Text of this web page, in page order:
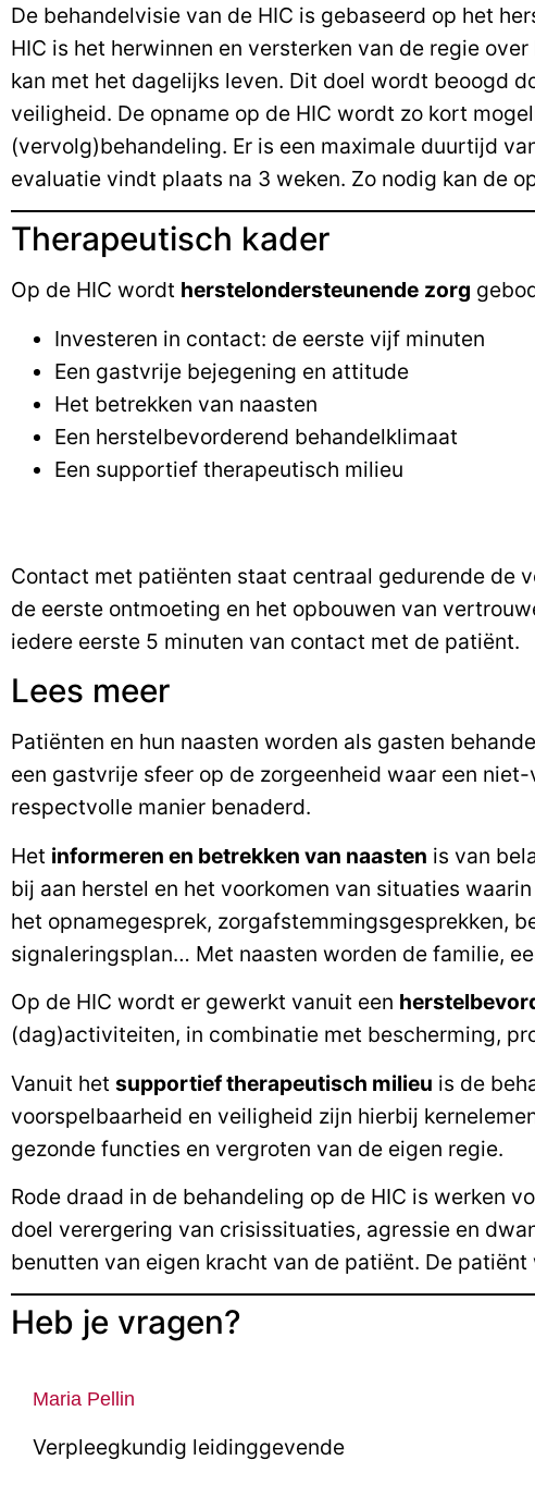
De behandelvisie van de HIC is gebaseerd op het
HIC is het herwinnen en versterken van de regie
kan met het dagelijks leven. Dit doel wordt beoogd
veiligheid. De opname op de HIC wordt zo kort
(vervolg)behandeling. Er is een maximale duurtijd
evaluatie vindt plaats na 3 weken. Zo nodig kan de
Therapeutisch kader
Op de HIC wordt herstelondersteunende zorg
Investeren in contact: de eerste vijf minuten
Een gastvrije bejegening en attitude
Het betrekken van naasten
Een herstelbevorderend behandelklimaat
Een supportief therapeutisch milieu
Contact met patiënten staat centraal gedurende de
de eerste ontmoeting en het opbouwen van
iedere eerste 5 minuten van contact met de patiënt.
Lees meer
Patiënten en hun naasten worden als gasten
een gastvrije sfeer op de zorgeenheid waar een
respectvolle manier benaderd.
Het informeren en betrekken van naasten is van
bij aan herstel en het voorkomen van situaties
het opnamegesprek, zorgafstemmingsgesprekken,
signaleringsplan… Met naasten worden de familie,
Op de HIC wordt er gewerkt vanuit een
(dag)activiteiten, in combinatie met bescherming,
Vanuit het supportief therapeutisch milieu is de
voorspelbaarheid en veiligheid zijn hierbij
gezonde functies en vergroten van de eigen regie.
Rode draad in de behandeling op de HIC is werken
doel verergering van crisissituaties, agressie en
benutten van eigen kracht van de patiënt. De
Heb je vragen?
Maria Pellin
Verpleegkundig leidinggevende